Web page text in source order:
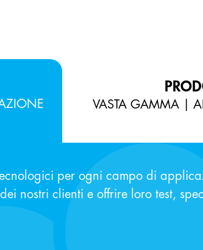
VASTA GAMMA |
per ogni campo di
nostri clienti e offrire loro test,